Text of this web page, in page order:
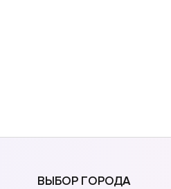
ВЫБОР ГОРОДА